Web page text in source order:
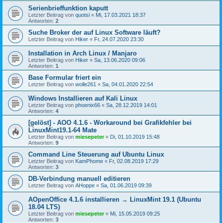
Serienbrieffunktion kaputt
Letzter Beitrag von quotsi « Mi, 17.03.2021 18:37
Antworten: 2
Suche Broker der auf Linux Software läuft?
Letzter Beitrag von Hiker « Fr, 24.07.2020 23:30
Installation in Arch Linux / Manjaro
Letzter Beitrag von Hiker « Sa, 13.06.2020 09:06
Antworten: 1
Base Formular friert ein
Letzter Beitrag von wolle261 « Sa, 04.01.2020 22:54
Windows Installieren auf Kali Linux
Letzter Beitrag von phoenix66 « Sa, 28.12.2019 14:01
Antworten: 4
[gelöst] - AOO 4.1.6 - Workaround bei Grafikfehler bei
LinuxMint19.1-64 Mate
Letzter Beitrag von miesepeter« Di, 01.10.2019 15:48
Antworten: 9
Command Line Steuerung auf Ubuntu Linux
Letzter Beitrag von KamPhome « Fr, 02.08.2019 17:29
Antworten: 3
DB-Verbindung manuell editieren
Letzter Beitrag von AHoppe « Sa, 01.06.2019 09:39
AOpenOffice 4.1.6 installieren → LinuxMint 19.1 (Ubuntu
18.04 LTS)
Letzter Beitrag von miesepeter« Mi, 15.05.2019 09:25
Antworten: 3